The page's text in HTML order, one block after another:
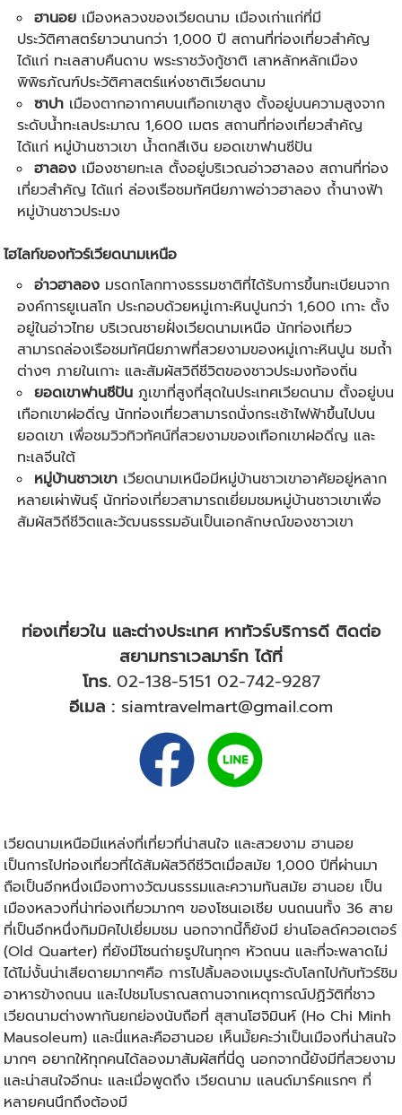
ฮานอย เมืองหลวงของเวียดนาม เมืองเก่าแก่ที่มี
ประวัติศาสตร์ยาวนานกว่า 1,000 ปี สถานที่ท่องเที่ยวสำคัญ
ได้แก่ ทะเลสาบคืนดาบ พระราชวังกู้ชาติ เสาหลักหลักเมือง
พิพิธภัณฑ์ประวัติศาสตร์แห่งชาติเวียดนาม
ซาปา เมืองตากอากาศบนเทือกเขาสูง ตั้งอยู่บนความสูงจาก
ระดับน้ำทะเลประมาณ 1,600 เมตร สถานที่ท่องเที่ยวสำคัญ
ได้แก่ หมู่บ้านชาวเขา น้ำตกสีเงิน ยอดเขาฟานซีปัน
ฮาลอง เมืองชายทะเล ตั้งอยู่บริเวณอ่าวฮาลอง สถานที่ท่อง
เที่ยวสำคัญ ได้แก่ ล่องเรือชมทัศนียภาพอ่าวฮาลอง ถ้ำนางฟ้า
หมู่บ้านชาวประมง
ไฮไลท์ของทัวร์เวียดนามเหนือ
อ่าวฮาลอง มรดกโลกทางธรรมชาติที่ได้รับการขึ้นทะเบียนจาก
องค์การยูเนสโก ประกอบด้วยหมู่เกาะหินปูนกว่า 1,600 เกาะ ตั้ง
อยู่ในอ่าวไทย บริเวณชายฝั่งเวียดนามเหนือ นักท่องเที่ยว
สามารถล่องเรือชมทัศนียภาพที่สวยงามของหมู่เกาะหินปูน ชมถ้ำ
ต่างๆ ภายในเกาะ และสัมผัสวิถีชีวิตของชาวประมงท้องถิ่น
ยอดเขาฟานซีปัน ภูเขาที่สูงที่สุดในประเทศเวียดนาม ตั้งอยู่บน
เทือกเขาฝอดิ่ญ นักท่องเที่ยวสามารถนั่งกระเช้าไฟฟ้าขึ้นไปบน
ยอดเขา เพื่อชมวิวทิวทัศน์ที่สวยงามของเทือกเขาฝอดิ่ญ และ
ทะเลจีนใต้
หมู่บ้านชาวเขา เวียดนามเหนือมีหมู่บ้านชาวเขาอาศัยอยู่หลาก
หลายเผ่าพันธุ์ นักท่องเที่ยวสามารถเยี่ยมชมหมู่บ้านชาวเขาเพื่อ
สัมผัสวิถีชีวิตและวัฒนธรรมอันเป็นเอกลักษณ์ของชาวเขา
ท่องเที่ยวใน และต่างประเทศ หาทัวร์บริการดี ติดต่อ
สยามทราเวลมาร์ท ได้ที่
โทร. 02-138-5151 02-742-9287
อีเมล : siamtravelmart@gmail.com
เวียดนามเหนือมีแหล่งที่เที่ยวที่น่าสนใจ และสวยงาม ฮานอย
เป็นการไปท่องเที่ยวที่ได้สัมผัสวิถีชีวิตเมื่อสมัย 1,000 ปีที่ผ่านมา
ถือเป็นอีกหนึ่งเมืองทางวัฒนธรรมและความทันสมัย ฮานอย เป็น
เมืองหลวงที่น่าท่องเที่ยวมากๆ ของโซนเอเชีย บนถนนทั้ง 36 สาย
ที่เป็นอีกหนึ่งกิมมิคไปเยี่ยมชม นอกจากนี้ก็ยังมี ย่านโอลด์ควอเตอร์
(Old Quarter) ที่ยังมีโซนถ่ายรูปในทุกๆ หัวถนน และที่จะพลาดไม่
ได้ไม่งั้นน่าเสียดายมากๆคือ การไปลิ้มลองเมนูระดับโลกไปกับทัวร์ชิม
อาหารข้างถนน และไปชมโบราณสถานจากเหตุการณ์ปฏิวัติที่ชาว
เวียดนามต่างพากันยกย่องนับถือที่ สุสานโฮจิมินห์ (Ho Chi Minh
Mausoleum) และนี่แหละคือฮานอย เห็นมั้ยคะว่าเป็นเมืองที่น่าสนใจ
มากๆ อยากให้ทุกคนได้ลองมาสัมผัสที่นี่ดู นอกจากนี้ยังมีที่สวยงาม
และน่าสนใจอีกนะ และเมื่อพูดถึง เวียดนาม แลนด์มาร์คแรกๆ ที่
หลายคนนึกถึงต้องมี